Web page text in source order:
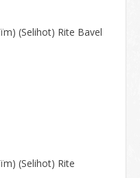
(Selihot) Rite Bavel
(Selihot) Rite